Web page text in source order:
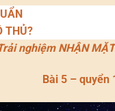
THỦ?
rải nghiệm NHẬN
Bài 5 – quyển